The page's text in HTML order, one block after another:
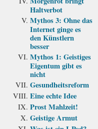
Haltverbot
Mythos 3: Ohne das
Internet ginge es
den Künstlern
besser
Mythos 1: Geistiges
Eigentum gibt es
nicht
Gesundheits­reform
Eine echte Idee
Prost Mahlzeit!
Geistige Armut